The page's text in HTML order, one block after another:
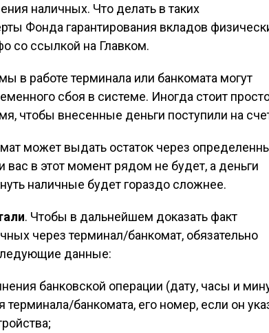
наличных. Что делать в таких
Фонда гарантирования вкладов
со ссылкой на Главком.
в работе терминала или банкомата могут
сбоя в системе. Иногда стоит
чтобы внесенные деньги поступили на
может выдать остаток через
в этот момент рядом не будет, а деньги
наличные будет гораздо сложнее.
. Чтобы в дальнейшем доказать факт
через терминал/банкомат, обязательно
данные:
банковской операции (дату, часы и
банкомата, его номер, если он